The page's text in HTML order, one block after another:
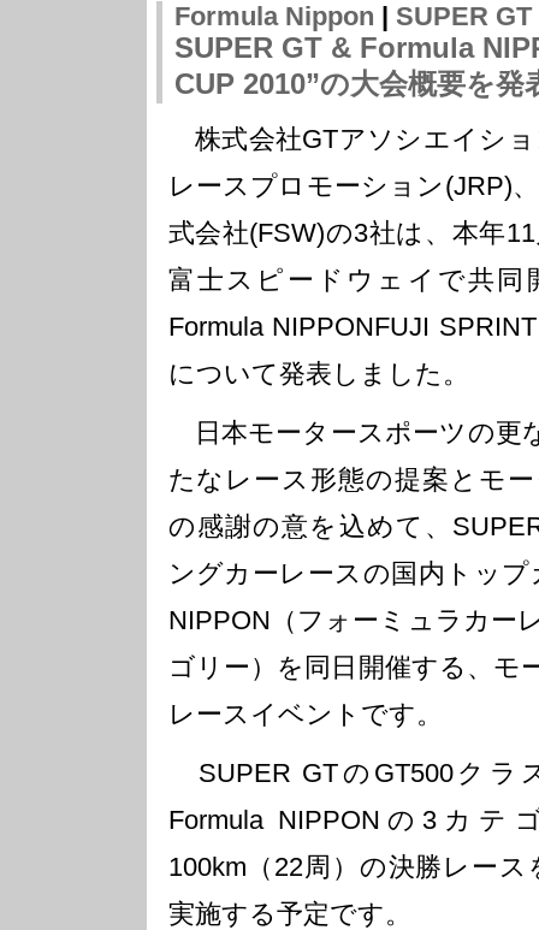
Formula Nippon | SUPER GT
SUPER GT & Formula
CUP 2010”の大会概要を発
株式会社GTアソシエイショ
レースプロモーション(JRP)
式会社(FSW)の3社は、本年
富士スピードウェイで共同
Formula NIPPONFUJI
について発表しました。
日本モータースポーツの更
たなレース形態の提案とモ
の感謝の意を込めて、
ングカーレースの国内トッ
NIPPON（フォーミュラカー
ゴリー）を同日開催する、モ
レースイベントです。
SUPER GTのGT500クラ
Formula NIPPONの3カ
100km（22周）の決勝レー
実施する予定です。